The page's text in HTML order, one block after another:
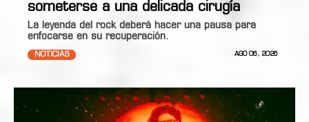
someterse a una delicada cirugía
La leyenda del rock deberá hacer una pausa para
enfocarse en su recuperación.
NOTICIAS AGO 06, 2026